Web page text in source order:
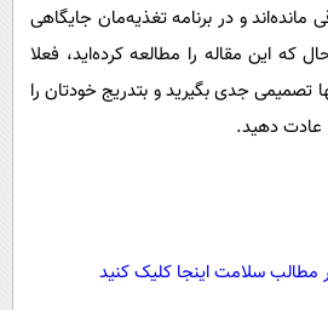
مانده‌اند و در برنامه تغذیه‌مان جایگاهی
که این مقاله را مطالعه کرده‌اید، فعلا
تصمیمی ‌جدی بگیرید و بتدریج خودتان را
عادت دهید.
مطالب سلامت اینجا کلیک کنید